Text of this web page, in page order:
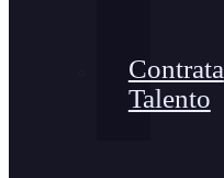
Contrata
Talento